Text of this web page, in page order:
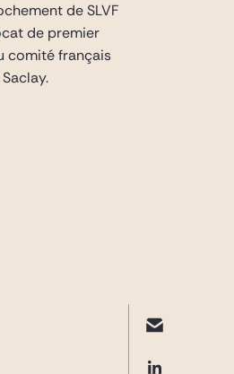
de SLVF
de premier
comité français